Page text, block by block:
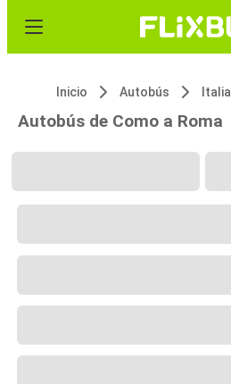
Inicio Autobús Italia
Autobús de Como a Roma